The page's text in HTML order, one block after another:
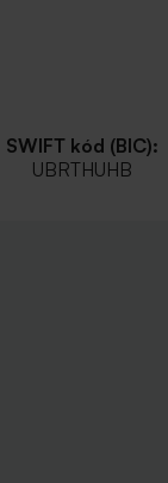
SWIFT kód (BIC):
UBRTHUHB